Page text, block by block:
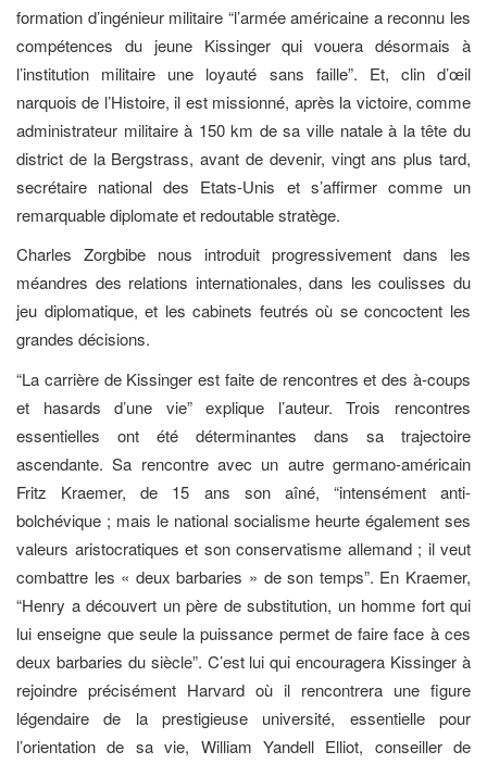
formation d’ingénieur militaire “l’armée américaine a reconnu les
compétences du jeune Kissinger qui vouera désormais à
l’institution militaire une loyauté sans faille”. Et, clin d’œil
narquois de l’Histoire, il est missionné, après la victoire, comme
administrateur militaire à 150 km de sa ville natale à la tête du
district de la Bergstrass, avant de devenir, vingt ans plus tard,
secrétaire national des Etats-Unis et s’affirmer comme un
remarquable diplomate et redoutable stratège.
Charles Zorgbibe nous introduit progressivement dans les
méandres des relations internationales, dans les coulisses du
jeu diplomatique, et les cabinets feutrés où se concoctent les
grandes décisions.
“La carrière de Kissinger est faite de rencontres et des à-coups
et hasards d’une vie” explique l’auteur. Trois rencontres
essentielles ont été déterminantes dans sa trajectoire
ascendante. Sa rencontre avec un autre germano-américain
Fritz Kraemer, de 15 ans son aîné, “intensément anti-
bolchévique ; mais le national socialisme heurte également ses
valeurs aristocratiques et son conservatisme allemand ; il veut
combattre les « deux barbaries » de son temps”. En Kraemer,
“Henry a découvert un père de substitution, un homme fort qui
lui enseigne que seule la puissance permet de faire face à ces
deux barbaries du siècle”. C’est lui qui encouragera Kissinger à
rejoindre précisément Harvard où il rencontrera une figure
légendaire de la prestigieuse université, essentielle pour
l’orientation de sa vie, William Yandell Elliot, conseiller de